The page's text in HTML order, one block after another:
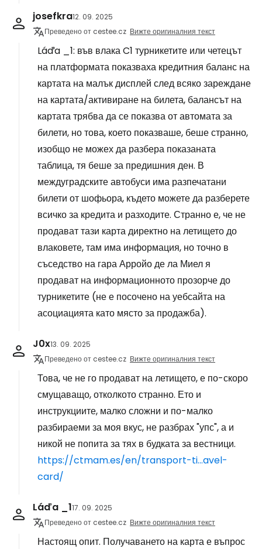
josefkra12. 09. 2025
Преведено от cestee.cz Вижте оригиналния текст
Láďa _1: във влака C1 турникетите или четецът
на платформата показваха кредитния баланс на
картата на малък дисплей след всяко зареждане
на картата/активиране на билета, балансът на
картата трябва да се показва от автомата за
билети, но това, което показваше, беше странно,
изобщо не можех да разбера показаната
таблица, тя беше за предишния ден. В
междуградските автобуси има разпечатани
билети от шофьора, където можете да разберете
всичко за кредита и разходите. Странно е, че не
продават тази карта директно на летището до
влаковете, там има информация, но точно в
съседство на гара Арройо де ла Миел я
продават на информационното прозорче до
турникетите (не е посочено на уебсайта на
асоциацията като място за продажба).
J0x13. 09. 2025
Преведено от cestee.cz Вижте оригиналния текст
Това, че не го продават на летището, е по-скоро
смущаващо, отколкото странно. Ето и
инструкциите, малко сложни и по-малко
разбираеми за моя вкус, не разбрах "упс", а и
никой не попита за тях в будката за вестници.
https://ctmam.es/en/transport-ti...avel-
card/
Láďa _117. 09. 2025
Преведено от cestee.cz Вижте оригиналния текст
Настоящ опит. Получаването на карта е въпрос